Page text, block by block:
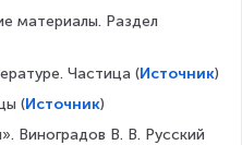
материалы. Раздел
Частица (Источник)
(Источник)
Виноградов В. В. Русский